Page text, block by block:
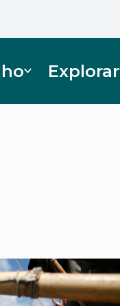
Explorar